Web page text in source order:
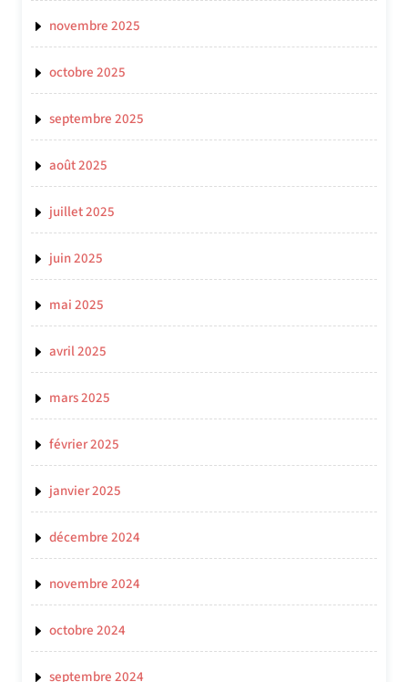
novembre 2025
octobre 2025
septembre 2025
août 2025
juillet 2025
juin 2025
mai 2025
avril 2025
mars 2025
février 2025
janvier 2025
décembre 2024
novembre 2024
octobre 2024
septembre 2024